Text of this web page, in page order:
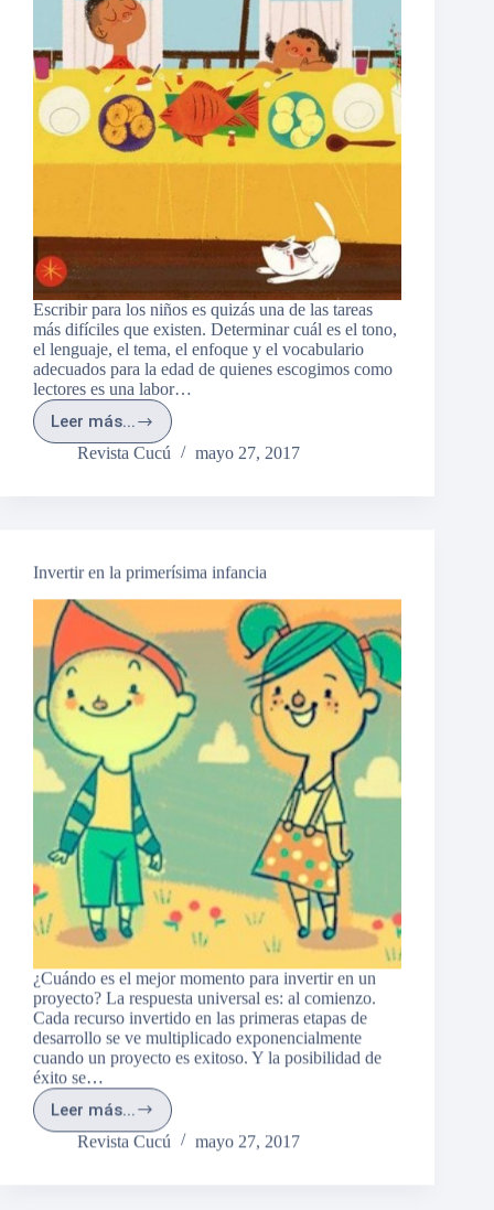
Escribir para los niños es quizás una de las tareas
más difíciles que existen. Determinar cuál es el tono,
el lenguaje, el tema, el enfoque y el vocabulario
adecuados para la edad de quienes escogimos como
lectores es una labor…
Leer más...
¿Por
qué
escribir
para
los
niños?
Revista Cucú mayo 27, 2017
Invertir en la primerísima infancia
¿Cuándo es el mejor momento para invertir en un
proyecto? La respuesta universal es: al comienzo.
Cada recurso invertido en las primeras etapas de
desarrollo se ve multiplicado exponencialmente
cuando un proyecto es exitoso. Y la posibilidad de
éxito se…
Leer más...
Invertir
en
Revista Cucú mayo 27, 2017